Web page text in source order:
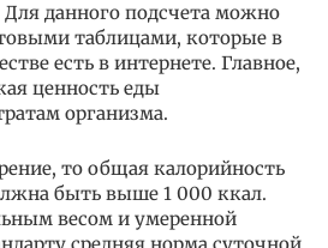
данного подсчета можно
таблицами, которые в
есть в интернете. Главное,
ценность еды
организма.
то общая калорийность
быть выше 1 000 ккал.
весом и умеренной